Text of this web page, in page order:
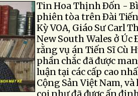
Tin Hoa Thịnh Ðốn -
phiên tòa trên Ðài
Kỳ VOA, Giáo Sư Carl
New South Wales ở Úc
rằng vụ án Tiến Sĩ Cù
phần chắc đã được
luận tại các cấp cao
Cộng Sản Việt Nam,